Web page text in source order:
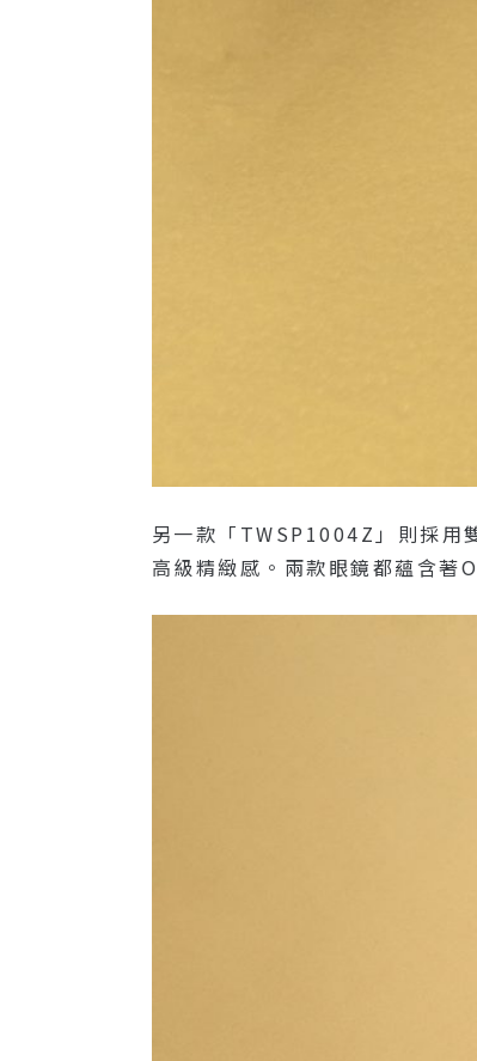
另一款「TWSP1004Z」則採用
高級精緻感。兩款眼鏡都蘊含著